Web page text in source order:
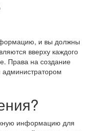
и вы должны
вверху каждого
Права на создание
информацию для